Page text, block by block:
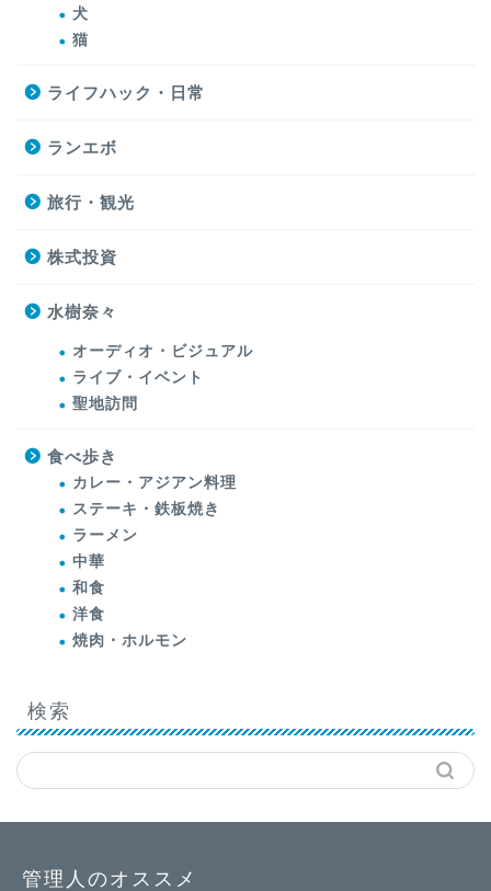
犬
猫
ライフハック・日常
ランエボ
旅行・観光
株式投資
水樹奈々
オーディオ・ビジュアル
ライブ・イベント
聖地訪問
食べ歩き
カレー・アジアン料理
ステーキ・鉄板焼き
ラーメン
中華
和食
洋食
焼肉・ホルモン
検索
管理人のオススメ